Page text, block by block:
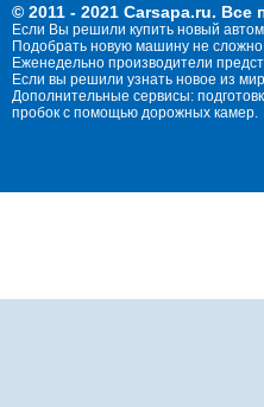
© 2011 - 2021 Carsapa.ru.
Если Вы решили купить новый
Подобрать новую машину не
Еженедельно производители
Если вы решили узнать новое из
Дополнительные сервисы:
пробок с помощью дорожных камер.